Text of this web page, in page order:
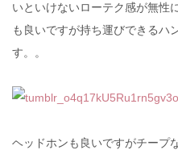
いといけないローテク感が無性
も良いですが持ち運びできるハ
す。。
ヘッドホンも良いですがチープ